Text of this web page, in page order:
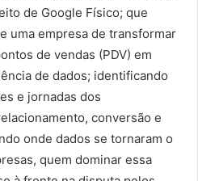
de Google Físico; que
uma empresa de transformar
de vendas (PDV) em
de dados; identificando
e jornadas dos
conversão e
onde dados se tornaram o
quem dominar essa